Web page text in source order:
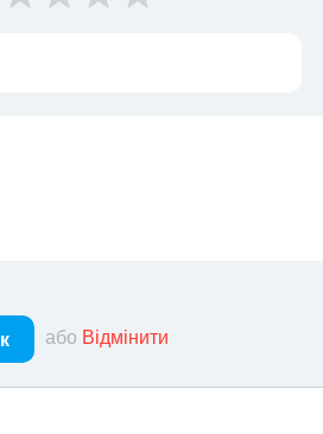
або Відмінити